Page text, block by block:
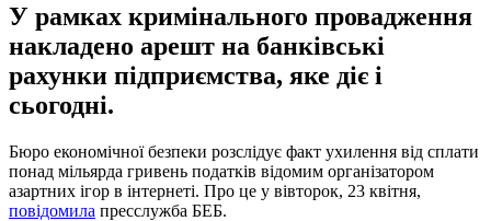
У рамках кримінального провадження
накладено арешт на банківські
рахунки підприємства, яке діє і
сьогодні.
Бюро економічної безпеки розслідує факт ухилення від сплати
понад мільярда гривень податків відомим організатором
азартних ігор в інтернеті. Про це у вівторок, 23 квітня,
повідомила пресслужба БЕБ.